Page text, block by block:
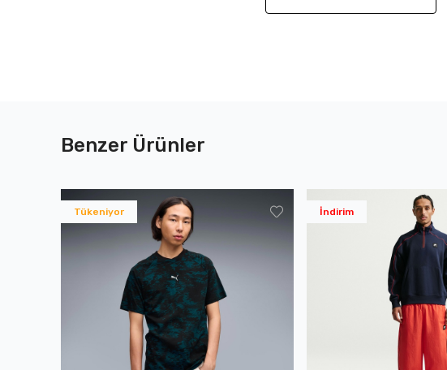
Benzer Ürünler
Tükeniyor İndirim